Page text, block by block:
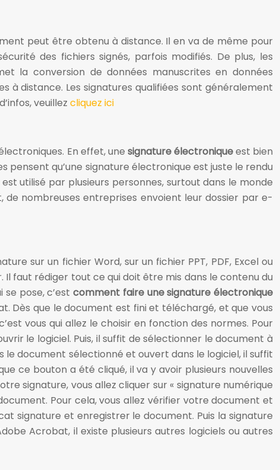
peut être obtenu à distance. Il en va de même pour
des fichiers signés, parfois modifiés. De plus, les
la conversion de données manuscrites en données
distance. Les signatures qualifiées sont généralement
veuillez cliquez ici
En effet, une signature électroniqueest bien
pensent qu’une signature électronique est juste le rendu
utilisé par plusieurs personnes, surtout dans le monde
nombreuses entreprises envoient leur dossier par e-
sur un fichier Word, sur un fichier PPT, PDF, Excel ou
faut rédiger tout ce qui doit être mis dans le contenu du
se pose, c’estcomment faire une signature électronique
Dès que le document est fini et téléchargé, et que vous
vous qui allez le choisir en fonction des normes. Pour
le logiciel. Puis, il suffit de sélectionner le document à
le document sélectionné et ouvert dans le logiciel, il suffit
ce bouton a été cliqué, il va y avoir plusieurs nouvelles
signature, vous allez cliquer sur « signature numérique
Pour cela, vous allez vérifier votre document et
signature et enregistrer le document. Puis la signature
Acrobat, il existe plusieurs autres logiciels ou autres